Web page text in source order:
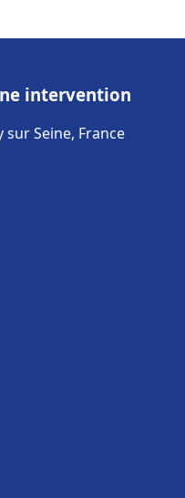
intervention
sur Seine, France